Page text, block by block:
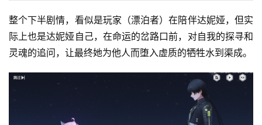
整个下半剧情，看似是玩家（漂泊者）在陪伴达妮娅，但实
际上也是达妮娅自己，在命运的岔路口前，对自我的探寻和
灵魂的追问，让最终她为他人而堕入虚质的牺牲水到渠成。